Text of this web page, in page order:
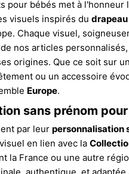
pour bébés met à l'honneur
visuels inspirés du
Chaque visuel,
nos articles
origines. Que ce soit sur un
ou un accessoire
Europe.
sans prénom
par leur personnalisation
en lien avec la
la France ou une autre